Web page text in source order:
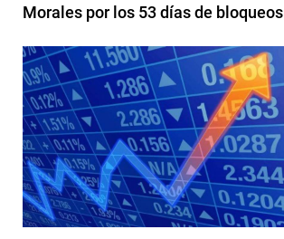
Morales por los 53 días de bloqueos